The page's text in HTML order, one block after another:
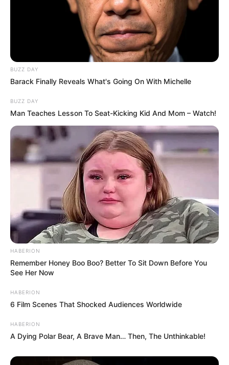
Aya se montre intraitable avec Christopher Wolf (Serge
Gisquière) pour la partie de poker
Retrouvez lerésumé intégral de Plus belle la
2026, diffusé sur TF1 (voir les
belle la vie en avance de TF1 archivés par
semaine).
L’essentiel en un clin d’oeil :Aya s’infiltre dans
le cercle de poker de Wolf grâce à un plan
minutieux de Zoé, qui récupère aussi son
empreinte pour ouvrir le coffre. Idriss se lance
dans le théâtre pour Luna et devient Roméo,
tandis que Nebout s’installe dangereusement
près de la cible Christopher Wolf.
BUZZ DAY
Barack Finally Reveals What's Going On With Michelle
BUZZ DAY
Man Teaches Lesson To Seat-Kicking Kid And Mom – Watch!
HABERION
Remember Honey Boo Boo? Better To Sit Down Before You
See Her Now
HABERION
6 Film Scenes That Shocked Audiences Worldwide
HABERION
A Dying Polar Bear, A Brave Man… Then, The Unthinkable!